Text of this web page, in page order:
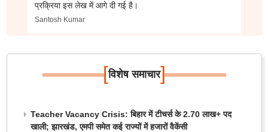
प्रक्रिया इस लेख में आगे दी गई है।
Santosh Kumar
[विशेष समाचार]
Teacher Vacancy Crisis: बिहार में टीचर्स के 2.70 लाख+ पद
खाली; झारखंड, एमपी समेत कई राज्यों में हजारों वैकेंसी